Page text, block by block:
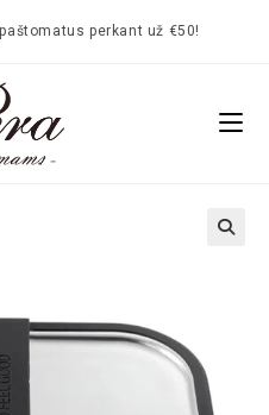
perkant už €50!